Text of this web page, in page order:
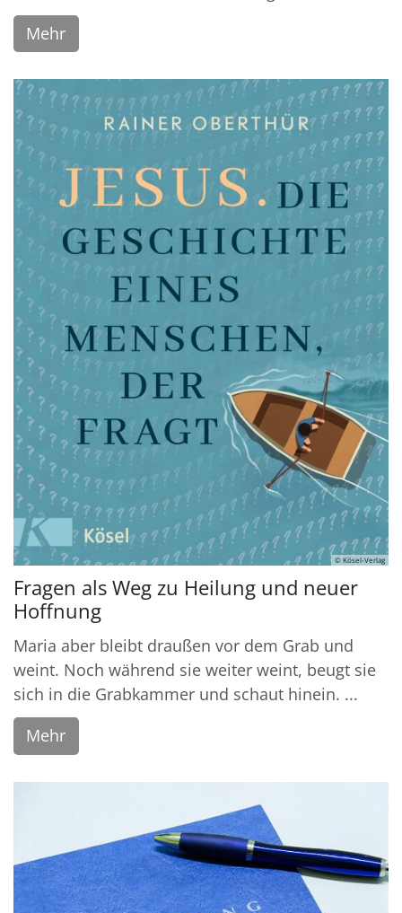
Mehr
© Kösel-Verlag
Fragen als Weg zu Heilung und neuer
Hoffnung
Maria aber bleibt draußen vor dem Grab und
weint. Noch während sie weiter weint, beugt sie
sich in die Grabkammer und schaut hinein. ...
Mehr